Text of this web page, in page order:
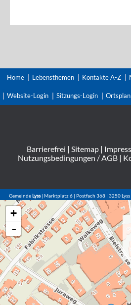
Home Lebensthemen Kontakte A-Z
Website-Login Sitzungs-Login Ortsplan
Barrierefrei | Sitemap|
Nutzungsbedingungen / AGB|
GemeindeLyss| Marktplatz 6 | Postfach 368 | 3250